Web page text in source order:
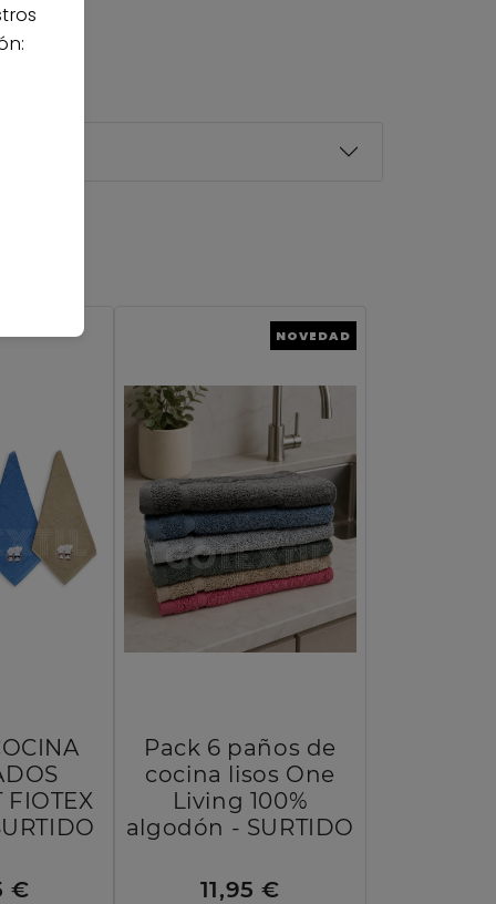
FIOTEX
€
NOVEDAD
Pack 6 paños de
cocina lisos One
Living 100%
algodón - SURTIDO
11,95 €